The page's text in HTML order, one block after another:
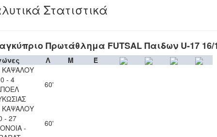
Στατιστικά
Πρωτάθλημα FUTSAL Παιδων U-17 16/
Λ Μ
Έ
0 - 4
60'
- 27
-
60'